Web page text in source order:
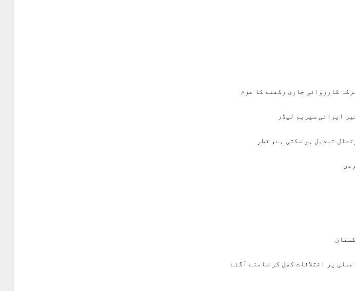
کارروائی جاری رکھنے کا عزم
ایرانی سپریم لیڈر
تبدیل ہو سکتی ہے، قطر
پر اختلافات کھل کر سامنے آگئے